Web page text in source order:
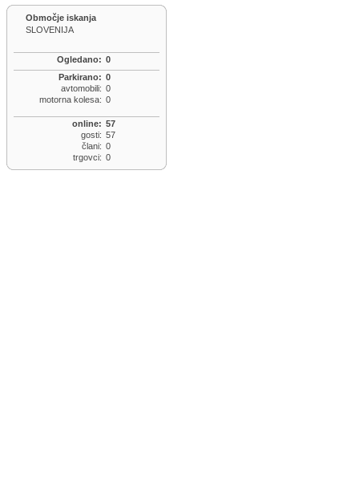
Območje iskanja
SLOVENIJA
Ogledano: 0
Parkirano: 0
avtomobili: 0
motorna kolesa: 0
online: 57
gosti: 57
člani: 0
trgovci: 0